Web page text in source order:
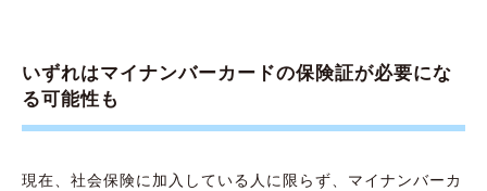
いずれはマイナンバーカードの保険証が必要にな
る可能性も
現在、社会保険に加入している人に限らず、マイナンバーカ